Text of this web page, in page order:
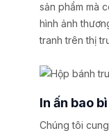
sản phẩm mà
hình ảnh
tranh trên thị
In ấn bao
Chúng tôi